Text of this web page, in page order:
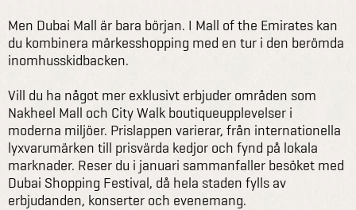
Men Dubai Mall är bara början. I Mall of the Emirates kan
du kombinera märkesshopping med en tur i den berömda
inomhusskidbacken.
Vill du ha något mer exklusivt erbjuder områden som
Nakheel Mall och City Walk boutiqueupplevelser i
moderna miljöer. Prislappen varierar, från internationella
lyxvarumärken till prisvärda kedjor och fynd på lokala
marknader. Reser du i januari sammanfaller besöket med
Dubai Shopping Festival, då hela staden fylls av
erbjudanden, konserter och evenemang.